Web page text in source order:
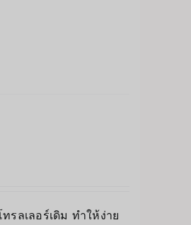
รลเลอร์เดิม ทำให้ง่าย